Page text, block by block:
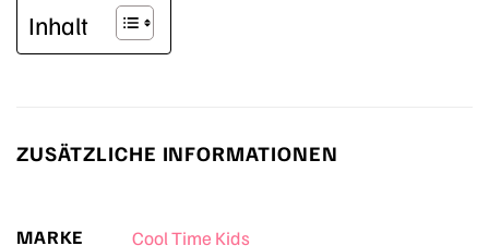
Inhalt
ZUSÄTZLICHE INFORMATIONEN
MARKE Cool Time Kids